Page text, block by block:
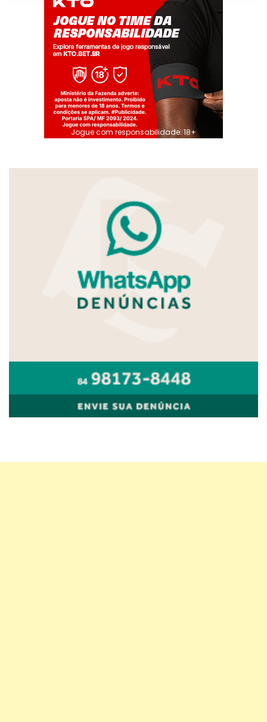
Jogue com responsabilidade. 18+